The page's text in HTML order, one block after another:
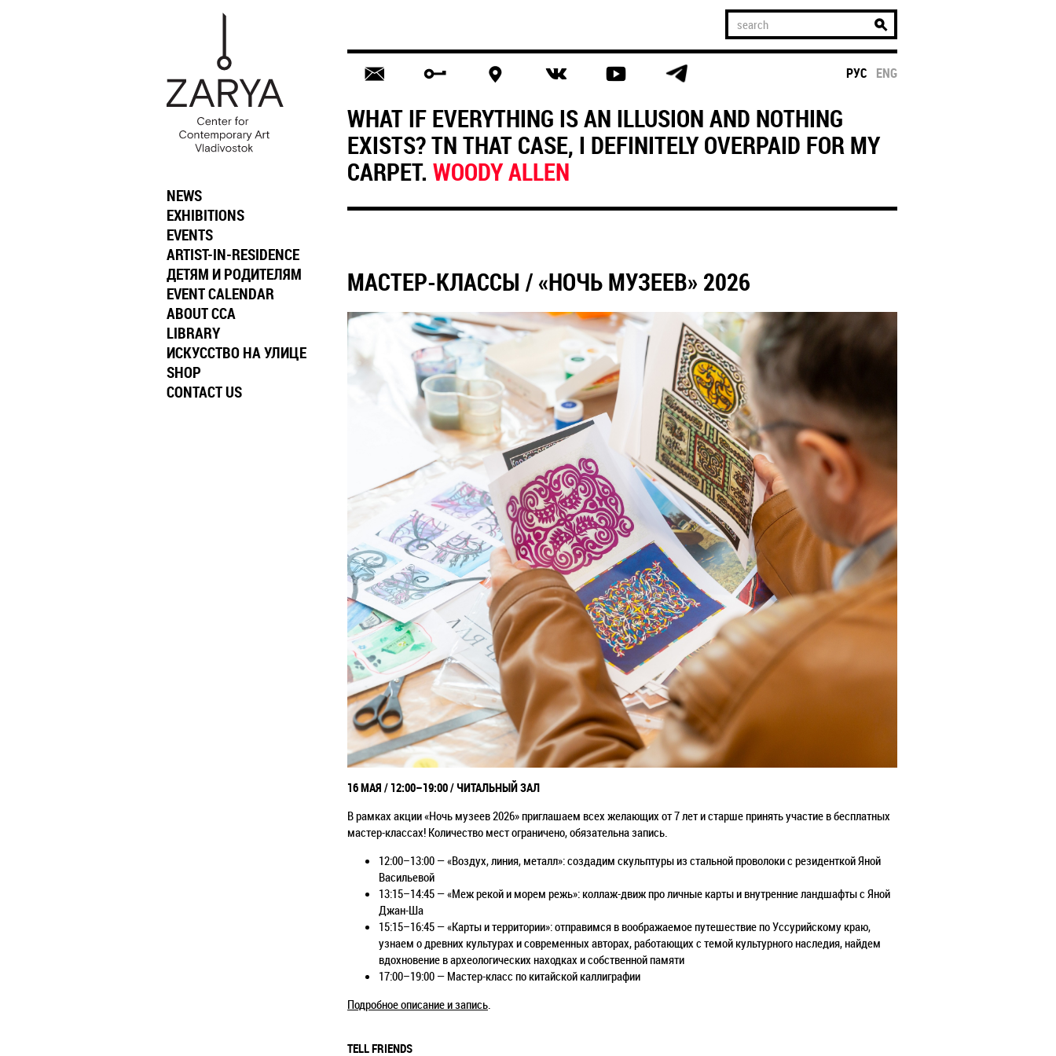
РУС ENG
WHAT IF EVERYTHING IS AN ILLUSION AND NOTHING
EXISTS? TN THAT CASE, I DEFINITELY OVERPAID FOR MY
CARPET. WOODY ALLEN
МАСТЕР-КЛАССЫ / «НОЧЬ МУЗЕЕВ» 2026
16 МАЯ / 12:00–19:00 / ЧИТАЛЬНЫЙ ЗАЛ
В рамках акции «Ночь музеев 2026» приглашаем всех желающих от 7 лет и старше принять участие в бесплатных
мастер-классах! Количество мест ограничено, обязательна запись.
12:00–13:00 — «Воздух, линия, металл»: создадим скульптуры из стальной проволоки с резиденткой Яной
Васильевой
13:15–14:45 — «Меж рекой и морем режь»: коллаж-движ про личные карты и внутренние ландшафты с Яной
Джан-Ша
15:15–16:45 — «Карты и территории»: отправимся в воображаемое путешествие по Уссурийскому краю,
узнаем о древних культурах и современных авторах, работающих с темой культурного наследия, найдем
вдохновение в археологических находках и собственной памяти
17:00–19:00 — Мастер-класс по китайской каллиграфии
Подробное описание и запись.
TELL FRIENDS
NEWS
EXHIBITIONS
EVENTS
ARTIST-IN-RESIDENCE
ДЕТЯМ И РОДИТЕЛЯМ
EVENT CALENDAR
ABOUT CCA
LIBRARY
ИСКУССТВО НА УЛИЦЕ
SHOP
CONTACT US